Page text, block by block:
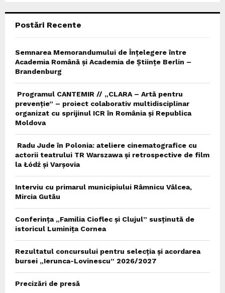
Postări Recente
Semnarea Memorandumului de Înțelegere între
Academia Română și Academia de Științe Berlin –
Brandenburg
Programul CANTEMIR // „CLARA – Artă pentru
prevenție” – proiect colaborativ multidisciplinar
organizat cu sprijinul ICR în România și Republica
Moldova
Radu Jude în Polonia: ateliere cinematografice cu
actorii teatrului TR Warszawa și retrospective de film
la Łódź și Varșovia
Interviu cu primarul municipiului Râmnicu Vâlcea,
Mircia Gutău
Conferința „Familia Cioflec și Clujul” susținută de
istoricul Luminița Cornea
Rezultatul concursului pentru selecția și acordarea
bursei „Ierunca-Lovinescu” 2026/2027
Precizări de presă